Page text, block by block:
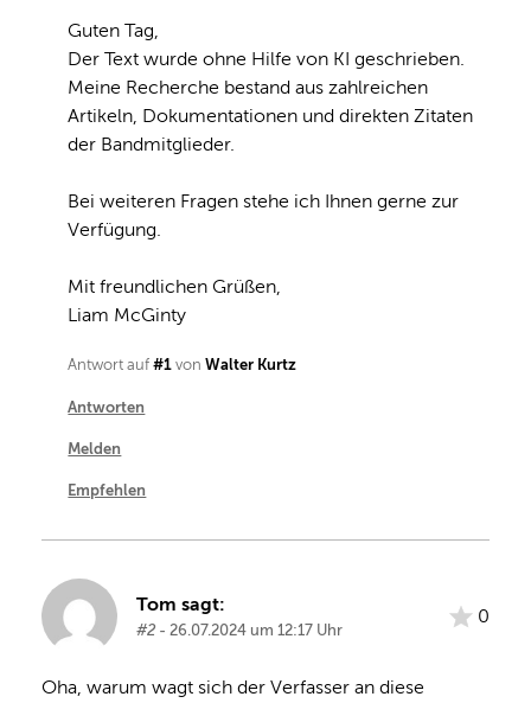
Antwort auf#1
Antworten
Melden
Guten Tag,
Der Text wurde ohne Hilfe von KI geschrieben.
Meine Recherche bestand aus zahlreichen
Artikeln, Dokumentationen und direkten Zitaten
der Bandmitglieder.
Bei weiteren Fragen stehe ich Ihnen gerne zur
Verfügung.
Mit freundlichen Grüßen,
Liam McGinty
Antwort auf#1 vonWalter Kurtz
Antworten
Melden
Empfehlen
Tom sagt:
#2 - 26.07.2024 um 12:17 Uhr
0
Oha, warum wagt sich der Verfasser an diese